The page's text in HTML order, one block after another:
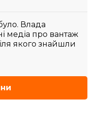
Влада
медіа про вантаж
якого знайшли